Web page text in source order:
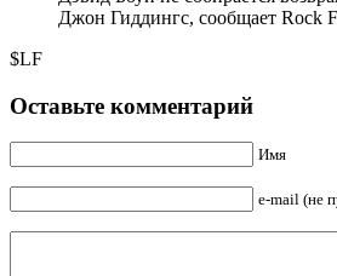
Джон Гиддингс, сообщает Rock
$LF
Оставьте комментарий
Имя
e-mail (не